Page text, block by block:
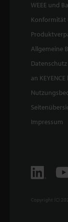
WEEE und
Konformität
Allgemeine
Datenschutz
an
Impressum
Copyright (C)